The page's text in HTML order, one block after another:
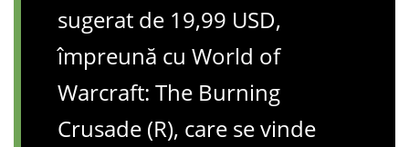
sugerat de 19,99 USD,
împreună cu World of
Warcraft: The Burning
Crusade (R), care se vinde